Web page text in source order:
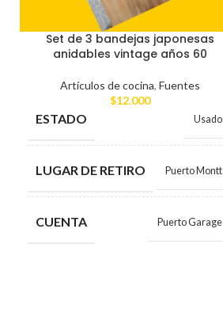
Set de 3 bandejas japonesas
anidables vintage años 60
Artículos de cocina, Fuentes
$12.000
ESTADO Usado
LUGAR DE RETIRO Puerto Montt
CUENTA Puerto Garage